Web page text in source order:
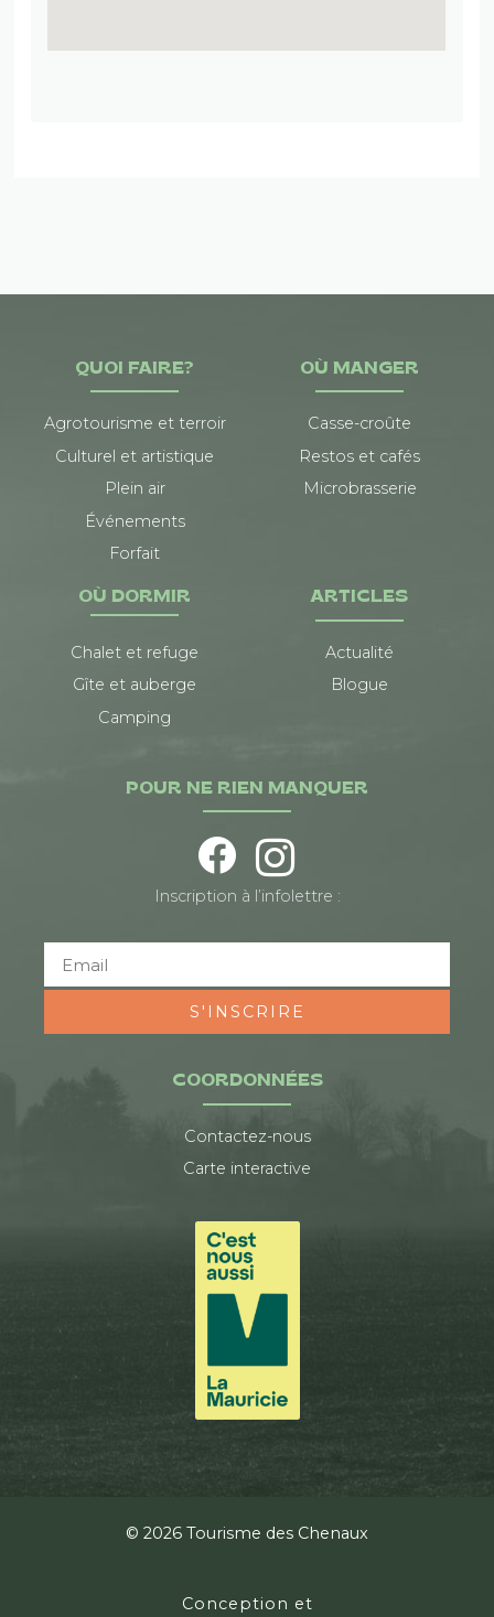
QUOI FAIRE?
Agrotourisme et terroir
Culturel et artistique
Plein air
Événements
Forfait
OÙ MANGER
Casse-croûte
Restos et cafés
Microbrasserie
OÙ DORMIR
Chalet et refuge
Gîte et auberge
Camping
ARTICLES
Actualité
Blogue
COORDONNÉES
Contactez-nous
Carte interactive
POUR NE RIEN MANQUER
Inscription à l’infolettre :
S'INSCRIRE
© 2026 Tourisme des Chenaux
Conception et